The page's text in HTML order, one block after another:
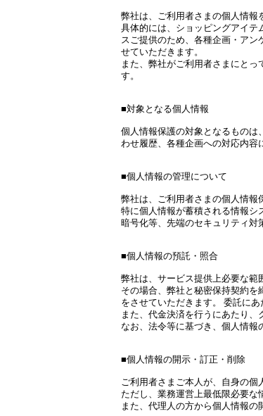
弊社は、ご利用者さまの個人情報
具体的には、ショッピングアイテ
スご提供のため、各種企画・ア
せていただきます。
また、弊社がご利用者さまにと
す。
■対象となる個人情報
個人情報保護の対象となるものは
わせ履歴、各種企画への対応内容
■個人情報の管理について
弊社は、ご利用者さまの個人情報
特に個人情報が蓄積される情報シ
暗号化等、先端のセキュリティ対
■個人情報の預託・照合
弊社は、サービス提供上必要な範
その場合、弊社と秘密保持契約
をさせていただきます。 委託に
また、代金決済を行うにあたり、
なお、法令等に基づき、個人情報
■個人情報の開示・訂正・削除
ご利用者さまご本人が、自身の個
ただし、業務運営上最低限必要な
また、代理人の方から個人情報の